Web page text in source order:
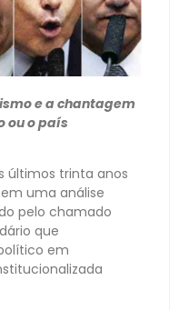
e a chantagem
ou o país
últimos trinta anos
uma análise
pelo chamado
que
em